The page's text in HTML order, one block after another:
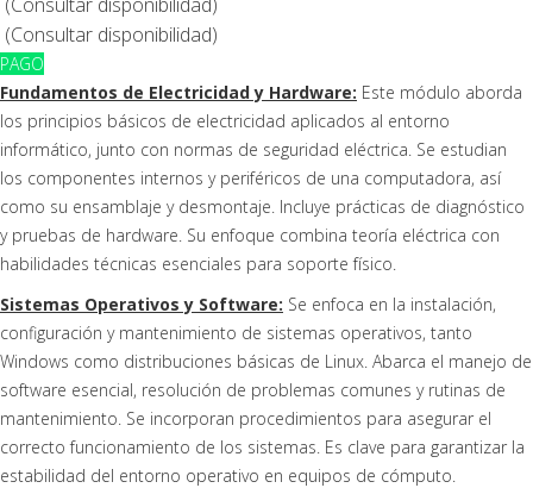
(Consultar disponibilidad)
PAGO
Fundamentos de Electricidad y Hardware: Este módulo aborda
los principios básicos de electricidad aplicados al entorno
informático, junto con normas de seguridad eléctrica. Se estudian
los componentes internos y periféricos de una computadora, así
como su ensamblaje y desmontaje. Incluye prácticas de diagnóstico
y pruebas de hardware. Su enfoque combina teoría eléctrica con
habilidades técnicas esenciales para soporte físico.
Sistemas Operativos y Software: Se enfoca en la instalación,
configuración y mantenimiento de sistemas operativos, tanto
Windows como distribuciones básicas de Linux. Abarca el manejo de
software esencial, resolución de problemas comunes y rutinas de
mantenimiento. Se incorporan procedimientos para asegurar el
correcto funcionamiento de los sistemas. Es clave para garantizar la
estabilidad del entorno operativo en equipos de cómputo.